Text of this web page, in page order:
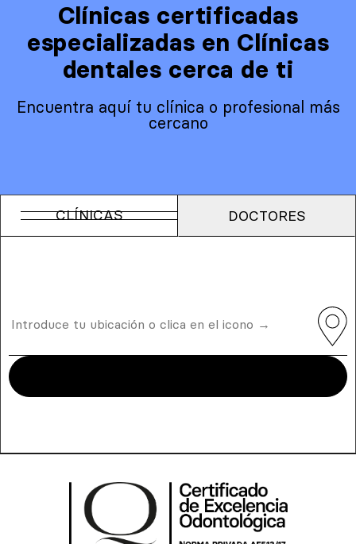
Clínicas certificadas
especializadas en Clínicas
dentales cerca de ti
Encuentra aquí tu clínica o profesional más
cercano
CLÍNICAS DOCTORES